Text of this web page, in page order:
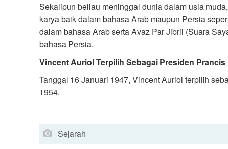
Sekalipun beliau meninggal dunia dalam usia
karya baik dalam bahasa Arab maupun Persia
dalam bahasa Arab serta Avaz Par Jibril (Suara
bahasa Persia.
Vincent Auriol Terpilih Sebagai Presiden Prancis
Tanggal 16 Januari 1947, Vincent Auriol terpilih
1954.
Sejarah